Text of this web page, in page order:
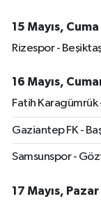
15 Mayıs, Cuma
Rizespor -
16 Mayıs,
Fatih Karagümrük
Gaziantep FK -
Samsunspor -
17 Mayıs, Pazar